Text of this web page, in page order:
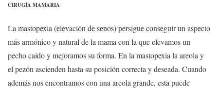
CIRUGÍA MAMARIA
La mastopexia (elevación de senos) persigue conseguir un aspecto
más armónico y natural de la mama con la que elevamos un
pecho caído y mejoramos su forma. En la mastopexia la areola y
el pezón ascienden hasta su posición correcta y deseada. Cuando
además nos encontramos con una areola grande, esta puede